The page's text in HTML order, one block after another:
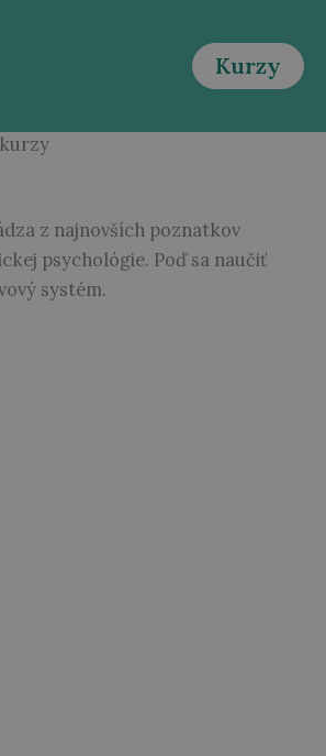
Kurzy
z najnovších poznatkov
psychológie. Poď sa naučiť
systém.